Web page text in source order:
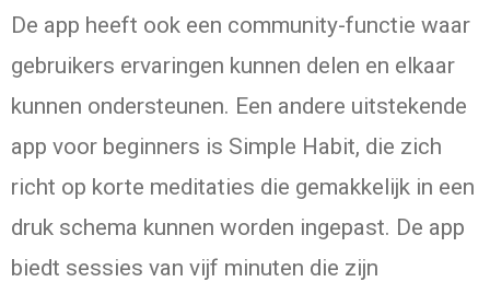
De app heeft ook een community-functie waar
gebruikers ervaringen kunnen delen en elkaar
kunnen ondersteunen. Een andere uitstekende
app voor beginners is Simple Habit, die zich
richt op korte meditaties die gemakkelijk in een
druk schema kunnen worden ingepast. De app
biedt sessies van vijf minuten die zijn